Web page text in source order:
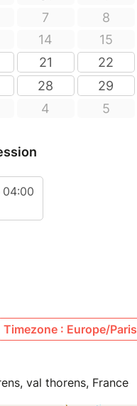
Timezone : Europe/Paris
val thorens, France